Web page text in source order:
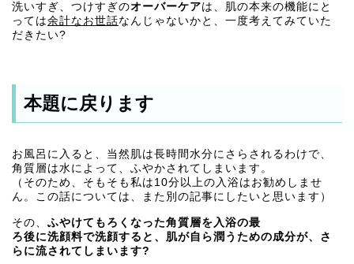
洗いすぎ、つけすぎのオーバーケアは、肌の本来の機能にと
っては余計なお世話なんじゃないかと、一度考えてみていた
だきたい?
本題に戻ります
お風呂に入ると、当然肌は長時間水分にさらされるわけで、
角質層は水によって、ふやかされてしまいます。
（そのため、そもそも私は10分以上の入浴はお勧めしませ
ん。この話については、また別の記事にしたいと思います）
その、 ふやけてもろくなった角質層を入浴の最
ろ後に洗顔料で洗顔すると、肌が自ら潤うための成分が、さ
らに流されてしまいます?